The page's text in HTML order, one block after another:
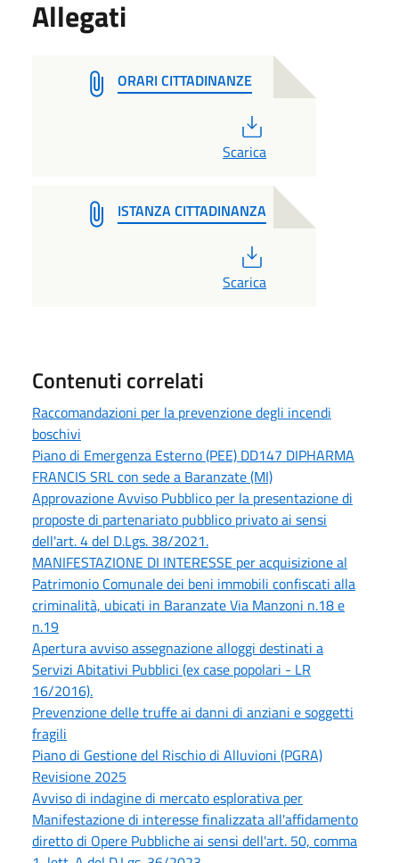
Allegati
ORARI CITTADINANZE
Scarica
ISTANZA CITTADINANZA
Scarica
Contenuti correlati
Raccomandazioni per la prevenzione degli incendi
boschivi
Piano di Emergenza Esterno (PEE) DD147 DIPHARMA
FRANCIS SRL con sede a Baranzate (MI)
Approvazione Avviso Pubblico per la presentazione di
proposte di partenariato pubblico privato ai sensi
dell'art. 4 del D.Lgs. 38/2021.
MANIFESTAZIONE DI INTERESSE per acquisizione al
Patrimonio Comunale dei beni immobili confiscati alla
criminalità, ubicati in Baranzate Via Manzoni n.18 e
n.19
Apertura avviso assegnazione alloggi destinati a
Servizi Abitativi Pubblici (ex case popolari - LR
16/2016).
Prevenzione delle truffe ai danni di anziani e soggetti
fragili
Piano di Gestione del Rischio di Alluvioni (PGRA)
Revisione 2025
Avviso di indagine di mercato esplorativa per
Manifestazione di interesse finalizzata all'affidamento
diretto di Opere Pubbliche ai sensi dell'art. 50, comma